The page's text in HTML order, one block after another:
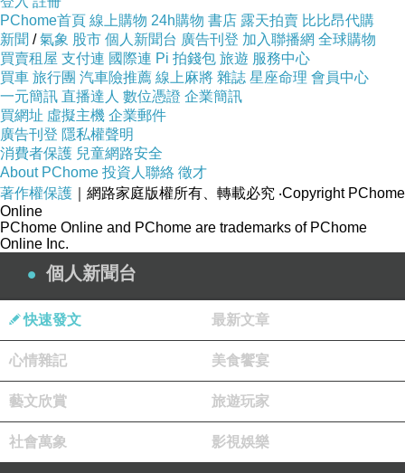
選擇安靜的公共場所，如圖書館、公園、餐廳，因為如果
你在這些地方大聲説話，你會感到尷尬的，因此，你們就
會不自覺地輕聲跟對方説話。制定一些規則，如不要在工
作的時候打擾對方，禁止説一些“你總是……你永遠
不……”之類的話。
“相愛容易相守難”，愛一個人一段時間容易，一輩子愛一
個人就會難一點。在這漫長的很多年中誰能一直保持當時
戀愛的心情去處理兩個人所面對的問題呢?這的確是很難，
但努力去做，用心經營，婚姻就會很幸福。
PChome首頁 線上購物 24h購物 書店 露天拍賣 比比昂代購
新聞 /氣象 股市 個人新聞台 廣告刊登 加入聯播網 全球購物
買賣租屋 支付連 國際連 Pi 拍錢包 旅遊 服務中心
買車 旅行團 汽車險推薦 線上麻將 雜誌 星座命理 會員中心
一元簡訊 直播達人 數位憑證 企業簡訊
買網址 虛擬主機 企業郵件
廣告刊登 隱私權聲明
消費者保護 兒童網路安全
About PChome 投資人聯絡 徵才
著作權保護 ｜網路家庭版權所有、轉載必究 ‧Copyright PChome
Online
PChome Online and PChome are trademarks of PChome
Online Inc.
個人新聞台
快速發文 最新文章
心情雜記 美食饗宴
藝文欣賞 旅遊玩家
社會萬象 影視娛樂